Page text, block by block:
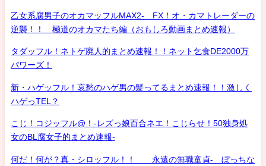
乙女系腐男子のオカマッフルMAX2- FX！オ・カマトレーダーの
逆襲！！ 極道のオカマたち編（おもしろ動画まとめ速報）
タダッフル！ネトゲ廃人的まとめ速報！！ネット乞食DE2000万
パワーズ！
新・ハゲッフル！哀愁のハゲ男の髪ってるまとめ速報！！激しく
ハゲっTEL？
こじ！コジッフル@！-レズっ娘百合ネエ！こじらせ！50独身処
女のBL腐女子的まとめ速報-
何だ！何が？真・シロッフル！！ 永遠の無職童貞- ぼっちな